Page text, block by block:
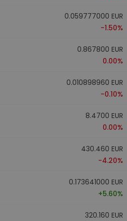
0.059777000 EUR
-1.50%
0.867800 EUR
0.00%
0.010898960 EUR
-0.10%
8.4700 EUR
0.00%
430.460 EUR
-4.20%
0.173641000 EUR
+5.60%
320.160 EUR